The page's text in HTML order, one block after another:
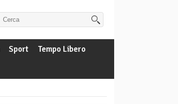
Sport
Tempo Libero